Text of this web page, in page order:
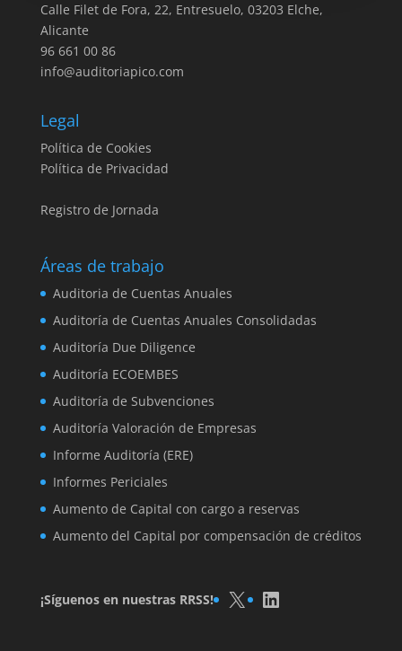
Calle Filet de Fora, 22, Entresuelo, 03203 Elche,
Alicante
96 661 00 86
info@auditoriapico.com
Legal
Política de Cookies
Política de Privacidad
Registro de Jornada
Áreas de trabajo
Auditoria de Cuentas Anuales
Auditoría de Cuentas Anuales Consolidadas
Auditoría Due Diligence
Auditoría ECOEMBES
Auditoría de Subvenciones
Auditoría Valoración de Empresas
Informe Auditoría (ERE)
Informes Periciales
Aumento de Capital con cargo a reservas
Aumento del Capital por compensación de créditos
¡Síguenos en nuestras RRSS! X LinkedIn